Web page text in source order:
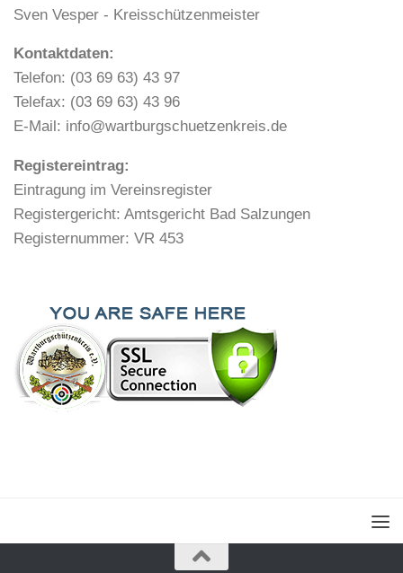
Sven Vesper - Kreisschützenmeister
Kontaktdaten:
Telefon: (03 69 63) 43 97
Telefax: (03 69 63) 43 96
E-Mail: info@wartburgschuetzenkreis.de
Registereintrag:
Eintragung im Vereinsregister
Registergericht: Amtsgericht Bad Salzungen
Registernummer: VR 453